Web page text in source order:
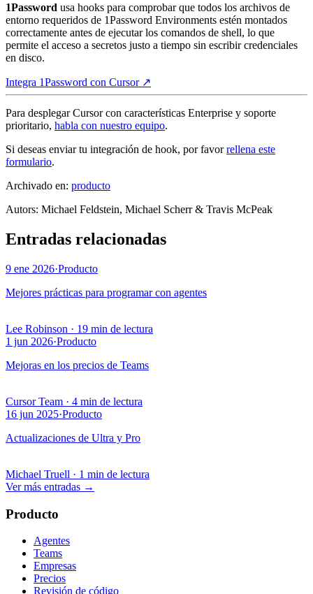
1Password usa hooks para comprobar que todos los archivos de
entorno requeridos de 1Password Environments estén montados
correctamente antes de ejecutar los comandos de shell, lo que
permite el acceso a secretos justo a tiempo sin escribir credenciales
en disco.
Integra 1Password con Cursor ↗
Para desplegar Cursor con características Enterprise y soporte
prioritario, habla con nuestro equipo.
Si deseas enviar tu integración de hook, por favorrellena este
formulario.
Archivado en: producto
Autors: Michael Feldstein, Michael Scherr & Travis McPeak
Entradas relacionadas
9 ene 2026·Producto
Mejores prácticas para programar con agentes
Lee Robinson · 19 min de lectura
1 jun 2026·Producto
Mejoras en los precios de Teams
Cursor Team · 4 min de lectura
16 jun 2025·Producto
Actualizaciones de Ultra y Pro
Michael Truell · 1 min de lectura
Ver más entradas →
Producto
Agentes
Teams
Empresas
Precios
Revisión de código